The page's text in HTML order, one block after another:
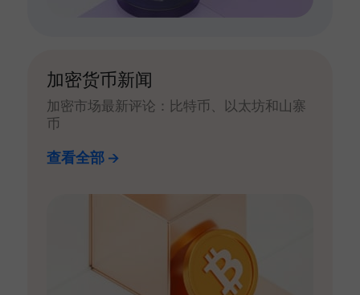
加密货币新闻
加密市场最新评论：比特币、以太坊和山寨
币
查看全部